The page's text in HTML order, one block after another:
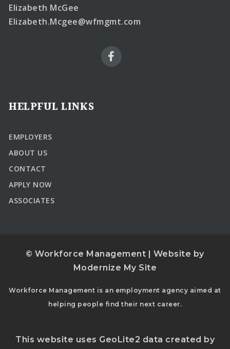
Elizabeth McGee
Elizabeth.Mcgee@wfmgmt.com
HELPFUL LINKS
EMPLOYERS
ABOUT US
CONTACT
APPLY NOW
ASSOCIATES
© Workforce Management | Website by
Modernize My Site
Workforce Management is an employment agency aimed at
helping people find their next career.
This website uses GeoLite2 data created by